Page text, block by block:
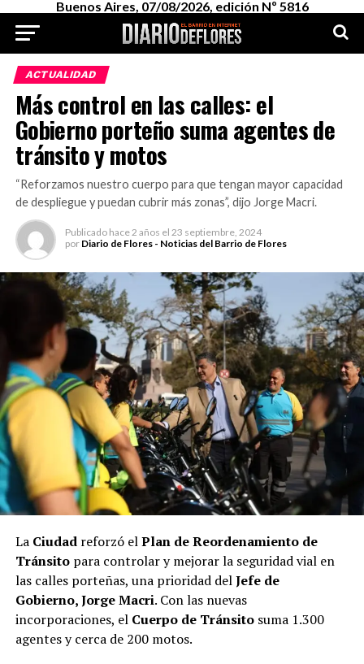
Buenos Aires, 07/08/2026, edición Nº 5816
ACTUALIDAD
Más control en las calles: el
Gobierno porteño suma agentes de
tránsito y motos
“Reforzamos nuestro cuerpo para que tengan mayor capacidad
de despliegue y puedan cubrir más zonas”, dijo Jorge Macri.
Publicado hace 2 años el 23 septiembre, 2024
por Diario de Flores - Noticias del Barrio de Flores
La Ciudadreforzó elPlan de Reordenamiento de
Tránsitopara controlar y mejorar la seguridad vial en
las calles porteñas, una prioridad delJefe de
Gobierno, Jorge Macri. Con las nuevas
incorporaciones, el Cuerpo de Tránsitosuma 1.300
agentes y cerca de 200 motos.